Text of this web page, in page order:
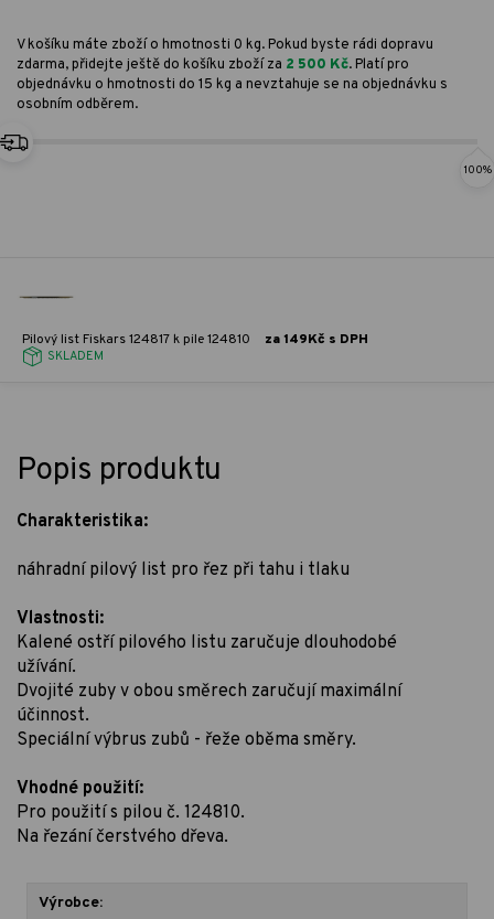
V košíku máte zboží o hmotnosti 0 kg. Pokud byste rádi dopravu
zdarma, přidejte ještě do košíku zboží za 2 500 Kč. Platí pro
objednávku o hmotnosti do 15 kg a nevztahuje se na objednávku s
osobním odběrem.
100%
Pilový list Fiskars 124817 k pile 124810 za 149Kč s DPH
SKLADEM
Popis produktu
Charakteristika:
náhradní pilový list pro řez při tahu i tlaku
Vlastnosti:
Kalené ostří pilového listu zaručuje dlouhodobé
užívání.
Dvojité zuby v obou směrech zaručují maximální
účinnost.
Speciální výbrus zubů - řeže oběma směry.
Vhodné použití:
Pro použití s pilou č. 124810.
Na řezání čerstvého dřeva.
Výrobce: